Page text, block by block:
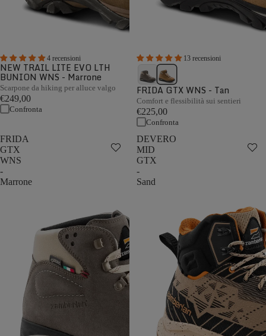
4 recensioni
NEW TRAIL LITE EVO LTH
BUNION WNS - Marrone
Scarpone da hiking per alluce valgo
€249,00
Confronta
13 recensioni
FRIDA GTX WNS - Tan
Comfort e flessibilità sui sentieri
€225,00
Confronta
FRIDA
GTX
WNS
-
Marrone
DEVERO
MID
GTX
-
Sand